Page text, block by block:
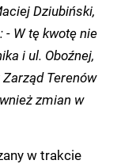
Dziubiński,
- W tę kwotę nie
i ul. Oboźnej,
Terenów
zmian w
w trakcie